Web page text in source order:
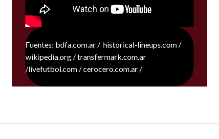
Fuentes: bdfa.com.ar / historical-lineups.com /
wikipedia.org / transfermark.com.ar
/livefutbol.com / cerocero.com.ar /